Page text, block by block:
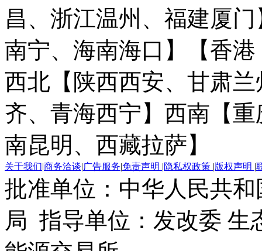
昌、浙江温州、福建厦门
南宁、海南海口】
【香
西北【陕西西安、甘肃
齐、青海西宁】 西南【
南昆明、西藏拉萨】
关于我们|商务洽谈|广告服务|免责声明 |隐私权政策 |版权声明 |
批准单位：中华人民共
局 指导单位：发改委 生